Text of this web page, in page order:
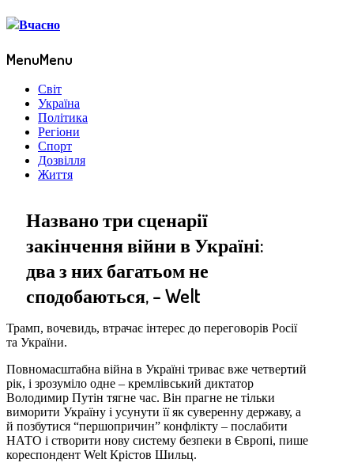
MenuMenu
Світ
Україна
Політика
Регіони
Спорт
Дозвілля
Життя
Названо три сценарії
закінчення війни в Україні:
два з них багатьом не
сподобаються, – Welt
Трамп, вочевидь, втрачає інтерес до переговорів Росії
та України.
Повномасштабна війна в Україні триває вже четвертий
рік, і зрозуміло одне – кремлівський диктатор
Володимир Путін тягне час. Він прагне не тільки
виморити Україну і усунути її як суверенну державу, а
й позбутися “першопричин” конфлікту – послабити
НАТО і створити нову систему безпеки в Європі, пише
кореспондент Welt Крістов Шильц.